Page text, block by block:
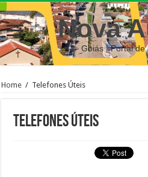
Nova
– Goiás | Portal
Home / Telefones Úteis
Telefones Úteis